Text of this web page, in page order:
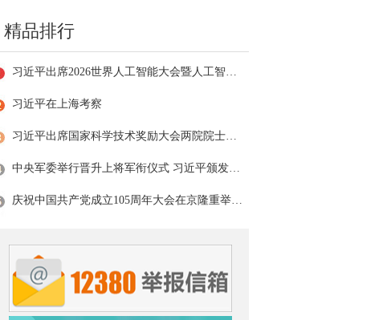
精品排行
习近平出席2026世界人工智能大会暨人工智能全球治理高级别会议开幕式并发表主旨讲话
习近平在上海考察
习近平出席国家科学技术奖励大会两院院士大会中国科协第十一次全国代表大会并发表重要讲话
中央军委举行晋升上将军衔仪式 习近平颁发命令状并向晋衔的军官表示祝贺
庆祝中国共产党成立105周年大会在京隆重举行 习近平发表重要讲话